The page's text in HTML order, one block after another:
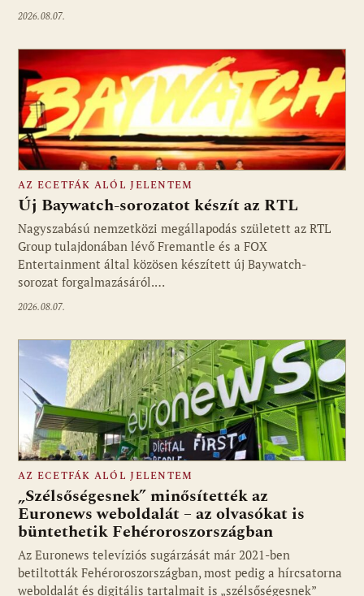
2026.08.07.
Fotó: media1.hu
AZ ECETFÁK ALÓL JELENTEM
Új Baywatch-sorozatot készít az RTL
Nagyszabású nemzetközi megállapodás született az RTL
Group tulajdonában lévő Fremantle és a FOX
Entertainment által közösen készített új Baywatch-
sorozat forgalmazásáról.…
2026.08.07.
Fotó: media1.hu
AZ ECETFÁK ALÓL JELENTEM
„Szélsőségesnek” minősítették az
Euronews weboldalát – az olvasókat is
büntethetik Fehéroroszországban
Az Euronews televíziós sugárzását már 2021-ben
betiltották Fehéroroszországban, most pedig a hírcsatorna
weboldalát és digitális tartalmait is „szélsőségesnek”